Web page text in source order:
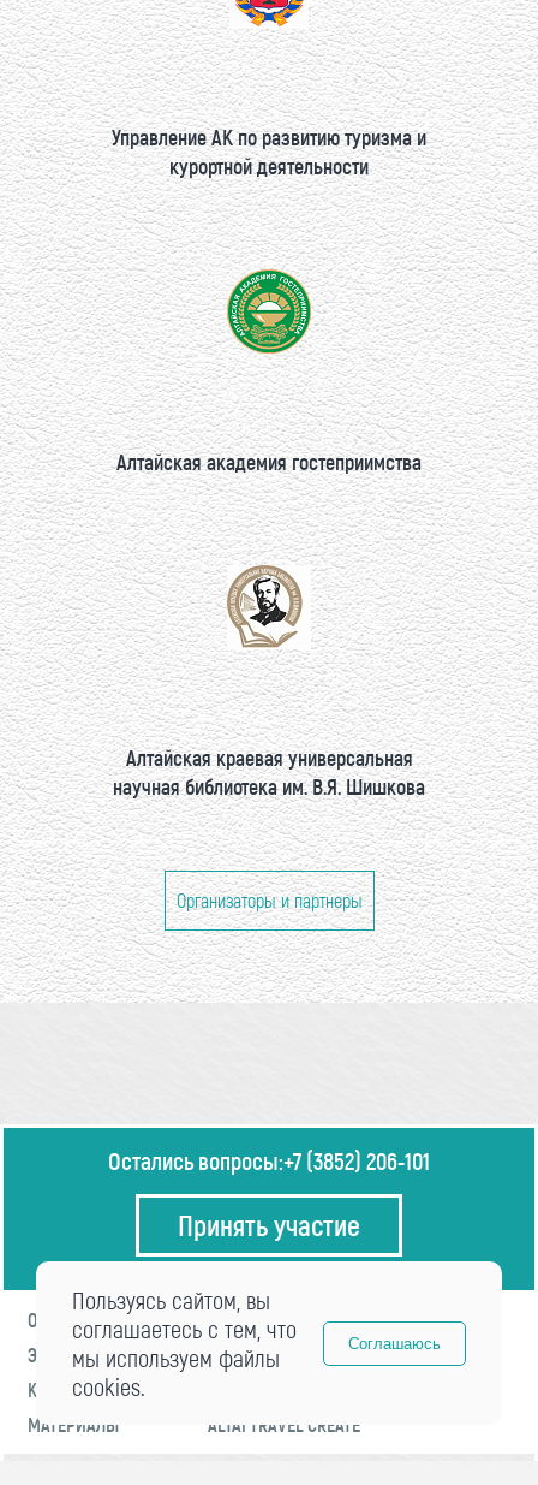
Управление АК по развитию туризма и
курортной деятельности
Алтайская академия гостеприимства
Алтайская краевая универсальная
научная библиотека им. В.Я. Шишкова
Организаторы и партнеры
Остались вопросы:+7 (3852) 206-101
Принять участие
О ФОРУМЕ
ПРОГРАММА
ЭКСПЕРТЫ
НОВОСТИ
КОНТАКТЫ
МАТЕРИАЛЫ
ALTAI TRAVEL CREATE
Пользуясь сайтом, вы
соглашаетесь с тем, что
мы используем файлы
cookies.
Соглашаюсь